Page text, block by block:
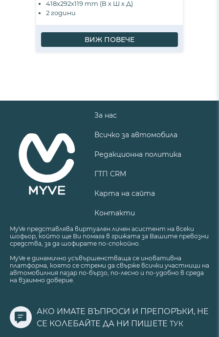
418x292x119 mm (В х Ш х Д)
2 години
ВИЖ ПОВЕЧЕ
За нас
Всичко за автомобила
Редакционна политика
ГТП CRM
Карта на сайта
Контакти
MyVe представлява виртуален личен асистент на всеки
шофьор, който ще Ви помага в грижата за Вашите превозни
средства, за да шофирате по-спокойно.
MyVe е динамично усъвършенстваща се иновативна
платформа, която се стреми да свърже всички участници на
автомобилния пазар по-бързо, по-лесно и по-удобно в среда
на взаимно доверие.
АКО ИМАТЕ ВЪПРОСИ И ПРЕПОРЪКИ, НЕ
СЕ КОЛЕБАЙТЕ ДА НИ ПИШЕТЕ ТУК